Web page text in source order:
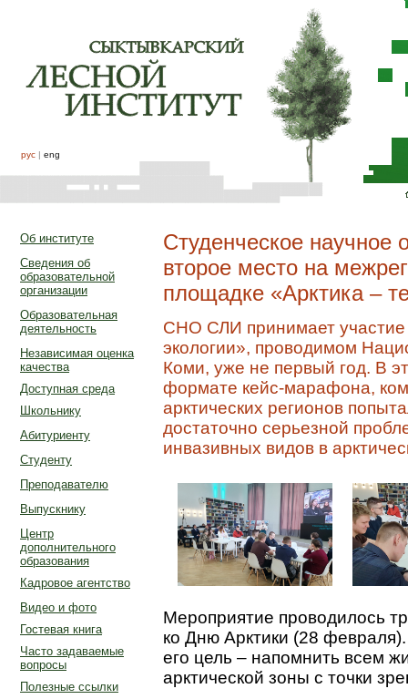
рус | eng
Об институте
Сведения об
образовательной
организации
Образовательная
деятельность
Независимая оценка
качества
Доступная среда
Школьнику
Абитуриенту
Студенту
Преподавателю
Выпускнику
Центр
дополнительного
образования
Кадровое агентство
Видео и фото
Гостевая книга
Часто задаваемые
вопросы
Полезные ссылки
Студенческое
второе место на
площадке «Арктика –
СНО СЛИ принимает участие
экологии», проводимом
Коми, уже не первый год. В
формате кейс-марафона,
арктических регионов
достаточно серьезной
инвазивных видов в
Мероприятие проводилось
ко Дню Арктики (28
его цель – напомнить всем
арктической зоны с точки